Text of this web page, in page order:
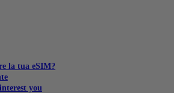
la tua eSIM?
you